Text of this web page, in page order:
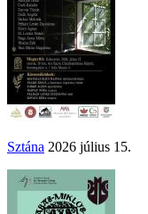
Sztána 2026 július 15.